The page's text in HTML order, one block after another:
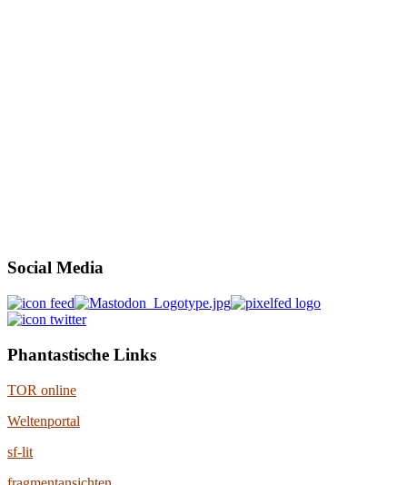
Social Media
Phantastische Links
TOR online
Weltenportal
sf-lit